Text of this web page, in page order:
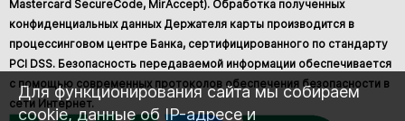
Mastercard SecureCode, MirAccept). Обработка полученных
конфиденциальных данных Держателя карты производится в
процессинговом центре Банка, сертифицированного по стандарту
PCI DSS. Безопасность передаваемой информации обеспечивается
с помощью современных протоколов обеспечения безопасности в
сети Интернет.
Для функционирования сайта мы собираем
cookie, данные об IP-адресе и